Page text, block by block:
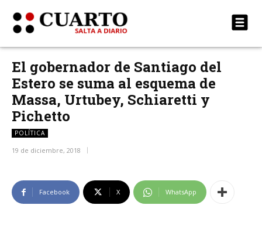
El gobernador de Santiago del
Estero se suma al esquema de
Massa, Urtubey, Schiaretti y
Pichetto
POLÍTICA
19 de diciembre, 2018
Facebook X WhatsApp